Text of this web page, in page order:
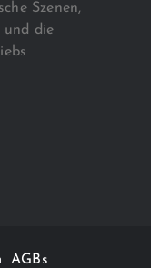
Szenen,
und die
AGBs